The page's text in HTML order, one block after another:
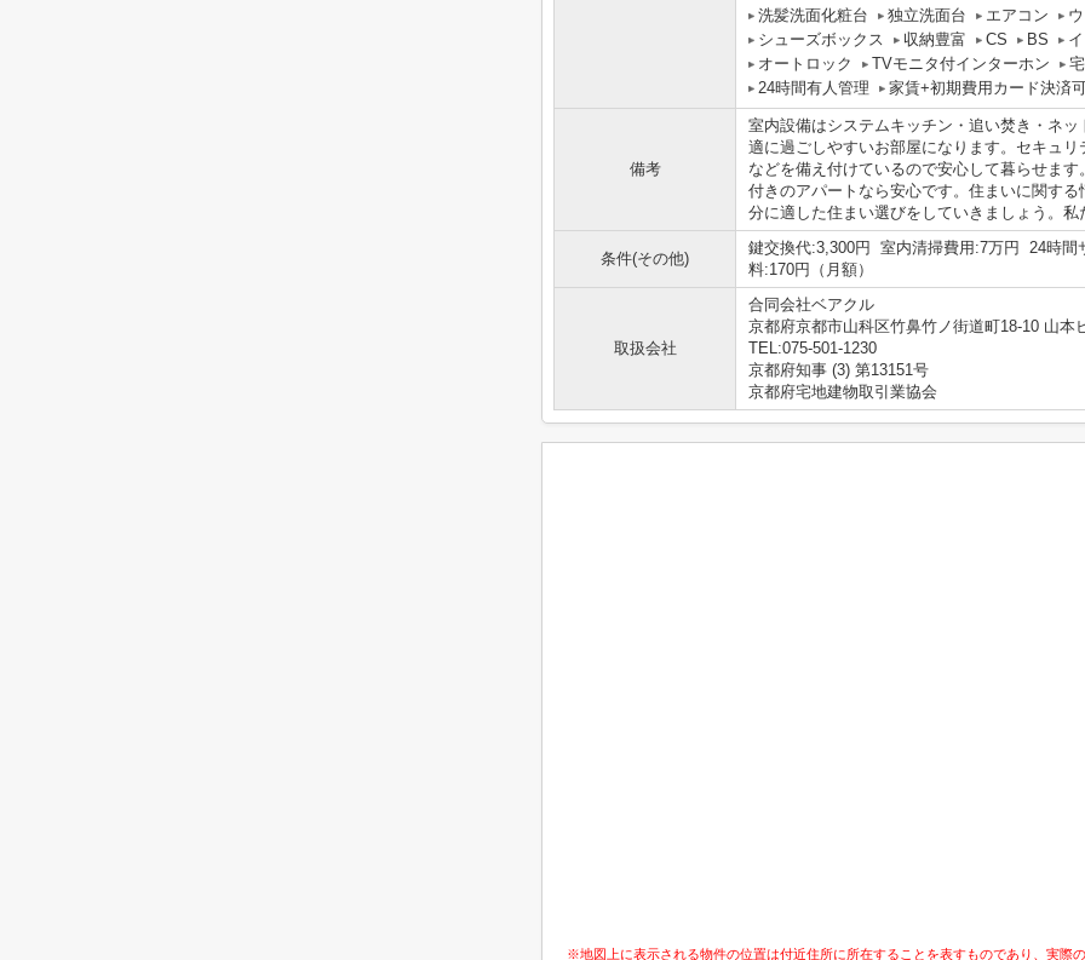
洗髪洗面化粧台
独立洗面台 エアコン
シューズボックス
収納豊富 CS BS
オートロック
TVモニタ付インターホン
24時間有人管理
家賃+初期費用カード決済
備考
室内設備はシステムキッチン・追い焚き・ネ
適に過ごしやすいお部屋になります。セキュ
などを備え付けているので安心して暮らせま
付きのアパートなら安心です。住まいに関す
分に適した住まい選びをしていきましょう。
条件(その他)
鍵交換代:3,300円 室内清掃費用:7万円 24時間
料:170円（月額）
取扱会社
合同会社ベアクル
京都府京都市山科区竹鼻竹ノ街道町18-10 山本
TEL:075-501-1230
京都府知事 (3) 第13151号
京都府宅地建物取引業協会
※地図上に表示される物件の位置は付近住所に所在することを表すものであり、実際